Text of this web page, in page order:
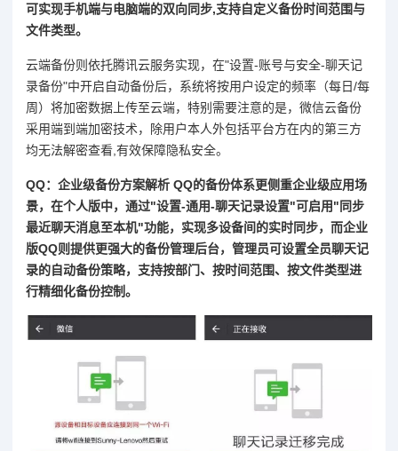
可实现手机端与电脑端的双向同步,支持自定义备份时间范围与
文件类型。
云端备份则依托腾讯云服务实现，在"设置-账号与安全-聊天记
录备份"中开启自动备份后，系统将按用户设定的频率（每日/每
周）将加密数据上传至云端，特别需要注意的是，微信云备份
采用端到端加密技术，除用户本人外包括平台方在内的第三方
均无法解密查看,有效保障隐私安全。
QQ：企业级备份方案解析 QQ的备份体系更侧重企业级应用场
景，在个人版中，通过"设置-通用-聊天记录设置"可启用"同步
最近聊天消息至本机"功能，实现多设备间的实时同步，而企业
版QQ则提供更强大的备份管理后台，管理员可设置全员聊天记
录的自动备份策略，支持按部门、按时间范围、按文件类型进
行精细化备份控制。